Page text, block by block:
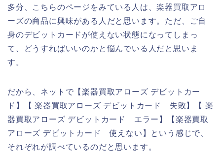
多分、こちらのページをみている人は、楽器買取アロ
ーズの商品に興味がある人だと思います。ただ、ご自
身のデビットカードが使えない状態になってしまっ
て、どうすればいいのかと悩んでいる人だと思いま
す。
だから、ネットで【楽器買取アローズ デビットカー
ド】【 楽器買取アローズ デビットカード 失敗】【 楽
器買取アローズ デビットカード エラー】【楽器買取
アローズ デビットカード 使えない】という感じで、
それぞれが調べているのだと思います。